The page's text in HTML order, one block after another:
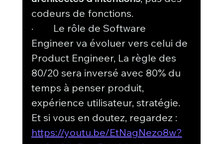
codeurs de fonctions.
·        Le rôle de Software
Engineer va évoluer vers celui de
Product Engineer, La règle des
80/20 sera inversé avec 80% du
temps à penser produit,
expérience utilisateur, stratégie.
Et si vous en doutez, regardez :
https://youtu.be/EtNagNezo8w?